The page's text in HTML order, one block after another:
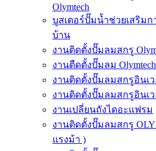
Olymtech
บูสเตอร์ปั๊มน้ำช่วยเสริม
บ้าน
งานติดตั้งปั๊มลมสกรู
งานตืดตั้งปั๊มลม
งานติดตั้งปั๊มลมสกรูอินเว
งานติดตั้งปั๊มลมสกรูอินเว
งานเปลี่ยนถังไดอะแฟรม
งานติดตั้งปั๊มลมสกรู
แรงม้า )